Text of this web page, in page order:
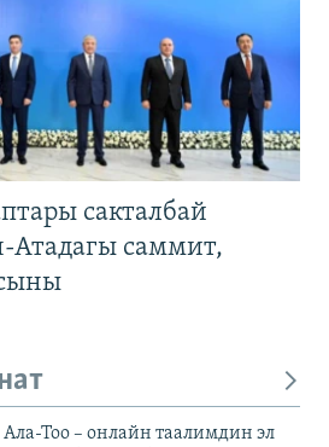
сакталбай
Атадагы саммит,
Ала-Тоо – онлайн таалимдин эл